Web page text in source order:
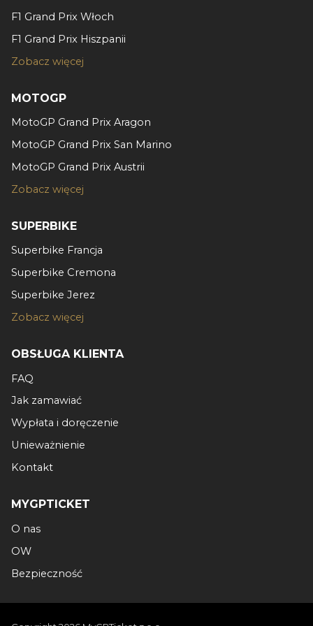
otrzymanymi od Ciebie lub uzyskanymi podczas
F1 Grand Prix Włoch
F1 Grand Prix Hiszpanii
Zobacz więcej
MOTOGP
MotoGP Grand Prix Aragon
MotoGP Grand Prix San Marino
MotoGP Grand Prix Austrii
Zobacz więcej
SUPERBIKE
Superbike Francja
Superbike Cremona
Superbike Jerez
Zobacz więcej
OBSŁUGA KLIENTA
FAQ
Jak zamawiać
Wypłata i doręczenie
Unieważnienie
Kontakt
MYGPTICKET
O nas
OW
Bezpieczność